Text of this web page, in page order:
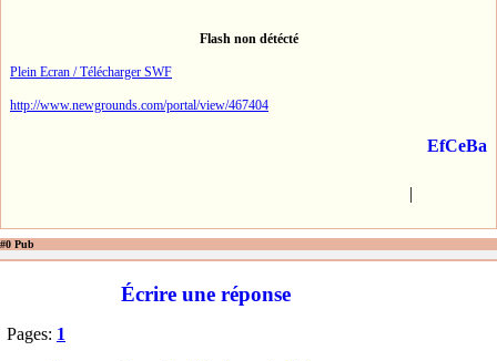
Flash non détécté
Plein Ecran / Télécharger SWF
http://www.newgrounds.com/portal/view/467404
EfCeBa
|
#0 Pub
Écrire une réponse
Pages: 1